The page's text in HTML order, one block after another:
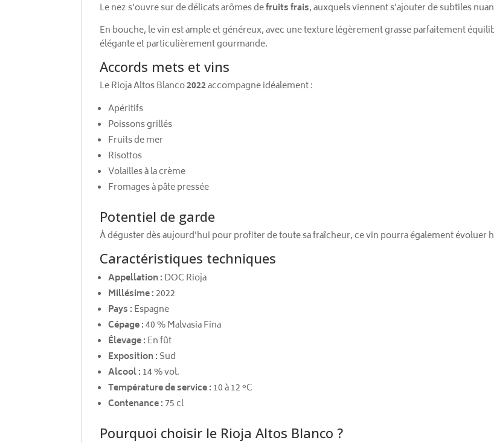
Le nez s'ouvre sur de délicats arômes defruits frais, auxquels viennent s'ajouter de subtiles
En bouche, le vin est ample et généreux, avec une texture légèrement grasse parfaitement
élégante et particulièrement gourmande.
Accords mets et vins
Le Rioja Altos Blanco2022accompagne idéalement :
Apéritifs
Poissons grillés
Fruits de mer
Risottos
Volailles à la crème
Fromages à pâte pressée
Potentiel de garde
À déguster dès aujourd'hui pour profiter de toute sa fraîcheur, ce vin pourra également
Caractéristiques techniques
Appellation : DOC Rioja
Millésime :2022
Pays : Espagne
Cépage :40 % Malvasia Fina
Élevage : En fût
Exposition : Sud
Alcool : 14 % vol.
Température de service : 10 à 12 °C
Contenance : 75 cl
Pourquoi choisir le Rioja Altos Blanco ?